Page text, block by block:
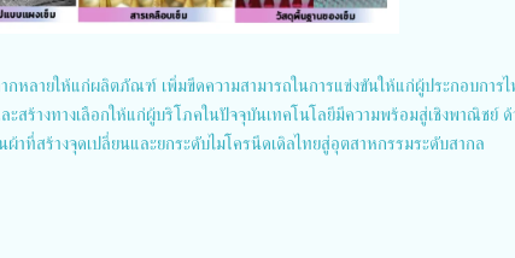
กหลายให้แก่ผลิตภัณฑ์ เพิ่มขีดความสามารถในการแข่งขันให้แก่ผู้ประกอบการ
ะสร้างทางเลือกให้แก่ผู้บริโภคในปัจจุบันเทคโนโลยีมีความพร้อมสู่เชิงพาณิชย์
ผ้าที่สร้างจุดเปลี่ยนและยกระดับไมโครนีดเดิลไทยสู่อุตสาหกรรมระดับสากล